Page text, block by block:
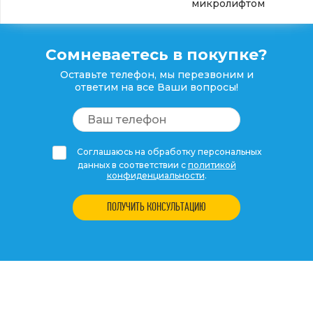
микролифтом
Сомневаетесь в покупке?
Оставьте телефон, мы перезвоним и
ответим на все Ваши вопросы!
Соглашаюсь на обработку персональных
данных в соответствии с политикой
конфиденциальности.
ПОЛУЧИТЬ КОНСУЛЬТАЦИЮ